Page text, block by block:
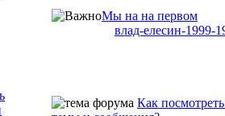
Мы на на первом
влад-елесин-1999-
Как